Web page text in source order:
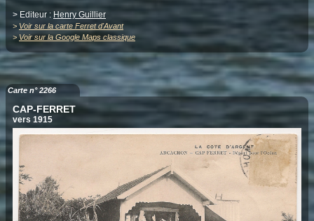
> Editeur : Henry Guillier
> Voir sur la carte Ferret d'Avant
>Voir sur la Google Maps classique
Carte n° 2266
CAP-FERRET
vers 1915